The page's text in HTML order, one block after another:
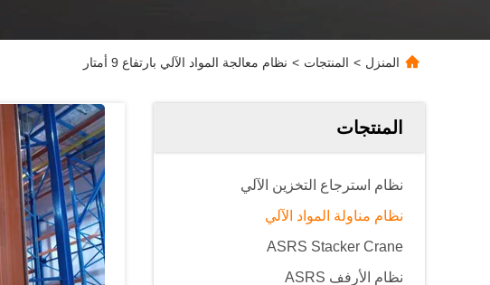
المنزل > المنتجات > نظام معالجة المواد الآلي بارتفاع 9 أمتار
المنتجات
نظام استرجاع التخزين الآلي
نظام مناولة المواد الآلي
ASRS Stacker Crane
نظام الأرفف ASRS